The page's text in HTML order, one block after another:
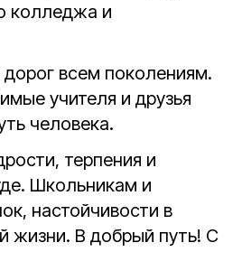
колледжа и
всем поколениям.
учителя и друзья
человека.
терпения и
Школьникам и
настойчивости в
жизни. В добрый путь! С